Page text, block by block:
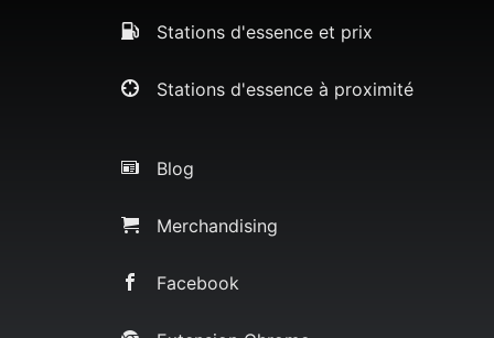
Stations d'essence et prix
Stations d'essence à proximité
Blog
Merchandising
Facebook